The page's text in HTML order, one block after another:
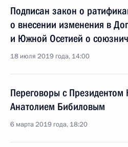
Подписан закон о
о внесении изменения в
и Южной Осетией о
18 июля 2019 года, 14:00
Переговоры с
Анатолием Бибиловым
6 марта 2019 года, 18:20